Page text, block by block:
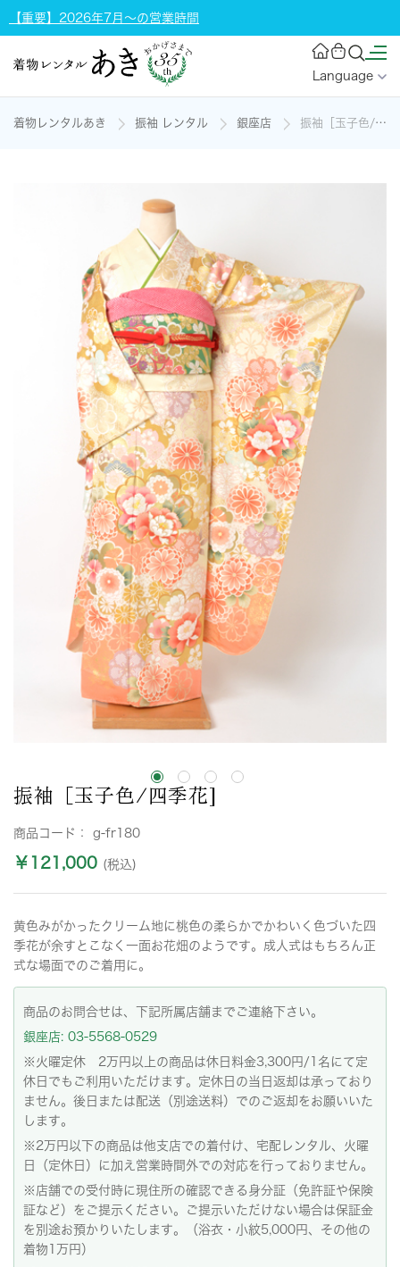
【重要】2026年7月～の営業時間
Language
着物レンタルあき 振袖 レンタル 銀座店 振袖［玉子色/四季花]の着物レンタル
振袖［玉子色/四季花]
商品コード： g-fr180
￥121,000 (税込)
黄色みがかったクリーム地に桃色の柔らかでかわいく色づいた四
季花が余すとこなく一面お花畑のようです。成人式はもちろん正
式な場面でのご着用に。
商品のお問合せは、下記所属店舗までご連絡下さい。
銀座店: 03-5568-0529
※火曜定休 2万円以上の商品は休日料金3,300円/1名にて定
休日でもご利用いただけます。定休日の当日返却は承っており
ません。後日または配送（別途送料）でのご返却をお願いいた
します。
※2万円以下の商品は他支店での着付け、宅配レンタル、火曜
日（定休日）に加え営業時間外での対応を行っておりません。
※店舗での受付時に現住所の確認できる身分証（免許証や保険
証など）をご提示ください。ご提示いただけない場合は保証金
を別途お預かりいたします。（浴衣・小紋5,000円、その他の
着物1万円）